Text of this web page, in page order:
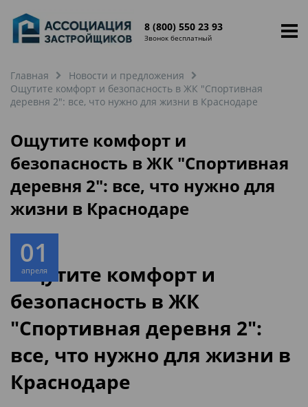
8 (800) 550 23 93
Звонок бесплатный
Главная
Новости и предложения
Ощутите комфорт и безопасность в ЖК "Спортивная
деревня 2": все, что нужно для жизни в Краснодаре
Ощутите комфорт и
безопасность в ЖК "Спортивная
деревня 2": все, что нужно для
жизни в Краснодаре
01
апреля
Ощутите комфорт и
безопасность в ЖК
"Спортивная деревня 2":
все, что нужно для жизни в
Краснодаре